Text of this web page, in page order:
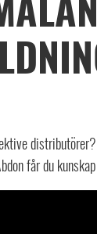
får du